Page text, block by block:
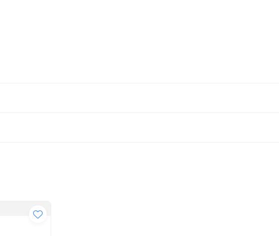
lucrul fara murdarire
se poate monta o extensie suplimentara